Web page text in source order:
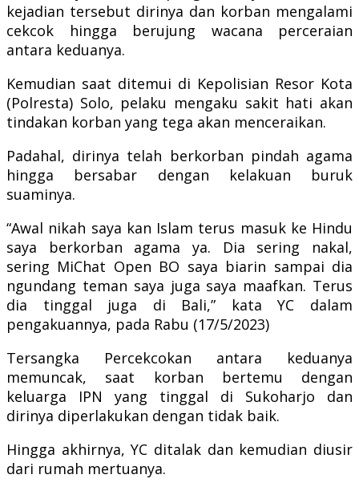
kejadian tersebut dirinya dan korban mengalami
cekcok hingga berujung wacana perceraian
antara keduanya.
Kemudian saat ditemui di Kepolisian Resor Kota
(Polresta) Solo, pelaku mengaku sakit hati akan
tindakan korban yang tega akan menceraikan.
Padahal, dirinya telah berkorban pindah agama
hingga bersabar dengan kelakuan buruk
suaminya.
“Awal nikah saya kan Islam terus masuk ke Hindu
saya berkorban agama ya. Dia sering nakal,
sering MiChat Open BO saya biarin sampai dia
ngundang teman saya juga saya maafkan. Terus
dia tinggal juga di Bali,” kata YC dalam
pengakuannya, pada Rabu (17/5/2023)
Tersangka Percekcokan antara keduanya
memuncak, saat korban bertemu dengan
keluarga IPN yang tinggal di Sukoharjo dan
dirinya diperlakukan dengan tidak baik.
Hingga akhirnya, YC ditalak dan kemudian diusir
dari rumah mertuanya.